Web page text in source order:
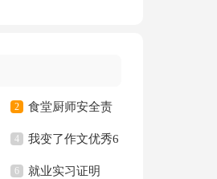
2 食堂厨师安全责
任书
4 我变了作文优秀6
篇
6 就业实习证明